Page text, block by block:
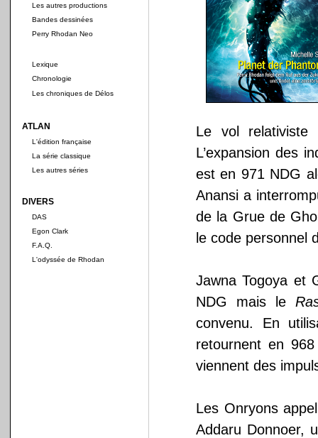
Les autres productions
Bandes dessinées
Perry Rhodan Neo
Lexique
Chronologie
Les chroniques de Délos
ATLAN
L'édition française
La série classique
Les autres séries
DIVERS
DAS
Egon Clark
F.A.Q.
L'odyssée de Rhodan
Le vol
L’expansion des
est en 971 NDG
Anansi a
de la Grue de
le code personnel
Jawna Togoya et
NDG mais le
convenu. En
retournent en
viennent des
Les Onryons
Addaru Donnoer,